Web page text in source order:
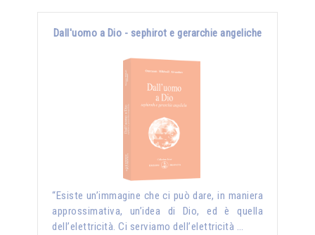
Dall'uomo a Dio - sephirot e gerarchie angeliche
“Esiste un’immagine che ci può dare, in maniera
approssimativa, un’idea di Dio, ed è quella
dell’elettricità. Ci serviamo dell’elettricità …